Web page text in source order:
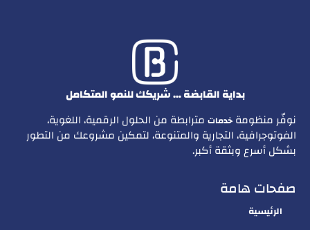
بداية القابضة … شريكك للنمو المتكامل
نوفّر منظومة خدمات مترابطة من الحلول الرقمية، اللغوية،
الفوتوجرافية، التجارية والمتنوعة، لتمكين مشروعك من التطور
بشكل أسرع وبثقة أكبر.
صفحات هامة
الرئيسية